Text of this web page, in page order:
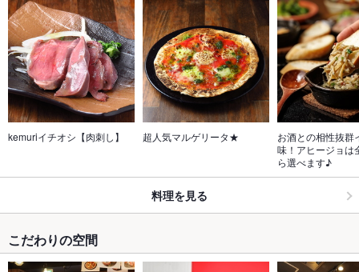
kemuriイチオシ【肉刺し】 超人気マルゲリータ★
お酒との相性抜群
味！アヒージョは
ら選べます♪
料理を見る
こだわりの空間